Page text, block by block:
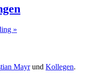
»
Mayrund Kollegen.